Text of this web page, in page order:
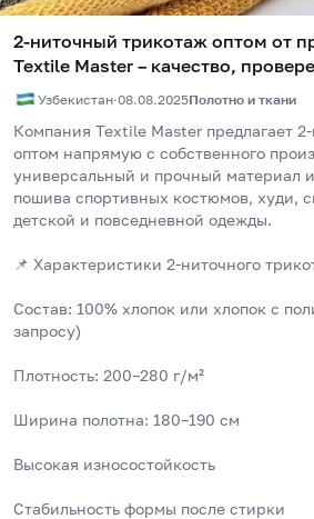
2-ниточный трикотаж оптом от
Textile Master – качество,
Узбекистан·08.08.2025Полотно и ткани
Компания Textile Master предлагает
оптом напрямую с собственного
универсальный и прочный материал
пошива спортивных костюмов, худи,
детской и повседневной одежды.
📌 Характеристики 2-ниточного
Состав: 100% хлопок или хлопок с
запросу)
Плотность: 200–280 г/м²
Ширина полотна: 180–190 см
Высокая износостойкость
Стабильность формы после стирки